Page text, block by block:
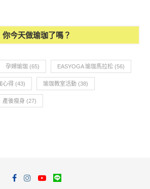
你今天做瑜珈了嗎？
孕婦瑜珈 (65) EASYOGA 瑜珈馬拉松 (56)
心得 (43) 瑜珈教室活動 (38)
產後瘦身 (27)